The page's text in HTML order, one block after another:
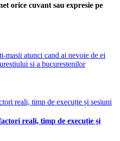
orice cuvant sau expresie pe
masii atunci cand ai nevoie de ei
si a bucurestenilor
reali, timp de execuție și sesiuni
reali, timp de execuție și